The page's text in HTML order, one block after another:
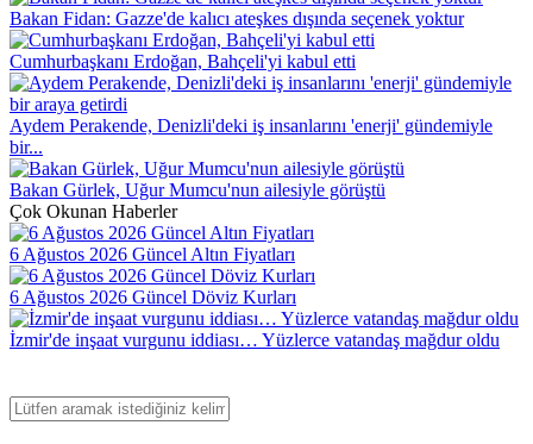
Bakan Fidan: Gazze'de kalıcı ateşkes dışında seçenek yoktur
Cumhurbaşkanı Erdoğan, Bahçeli'yi kabul etti
Aydem Perakende, Denizli'deki iş insanlarını 'enerji' gündemiyle
bir...
Bakan Gürlek, Uğur Mumcu'nun ailesiyle görüştü
Çok Okunan Haberler
6 Ağustos 2026 Güncel Altın Fiyatları
6 Ağustos 2026 Güncel Döviz Kurları
İzmir'de inşaat vurgunu iddiası… Yüzlerce vatandaş mağdur oldu